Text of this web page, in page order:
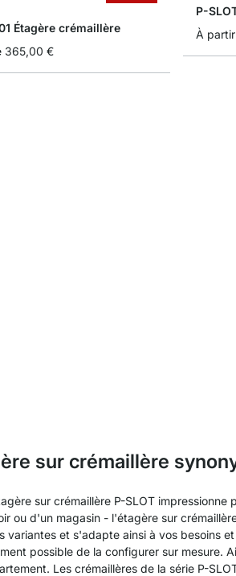
Étagère crémaillère
365,00 €
P-
À
sur crémaillère
sur crémaillère P-SLOT
ou d'un magasin - l'étagère sur
variantes et s'adapte ainsi à vos
possible de la configurer sur
Les crémaillères de la série P-